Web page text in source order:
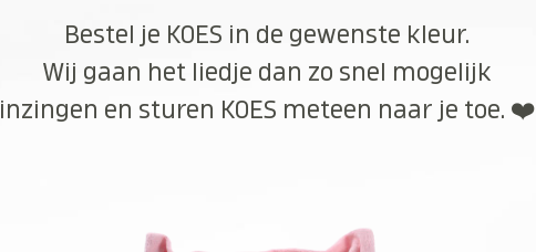
Bestel je KOES in de gewenste kleur.
Wij gaan het liedje dan zo snel mogelijk
inzingen en sturen KOES meteen naar je toe. ❤️